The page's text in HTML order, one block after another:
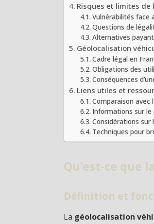
Risques et limites
Vulnérabilités face
Questions de
Alternatives
Géolocalisation
Cadre légal en
Obligations des
Conséquences
Liens utiles et
Comparaison avec
Informations sur le
Considérations sur
Techniques pour
Qu’est-ce que
Définition et
La géolocalisation